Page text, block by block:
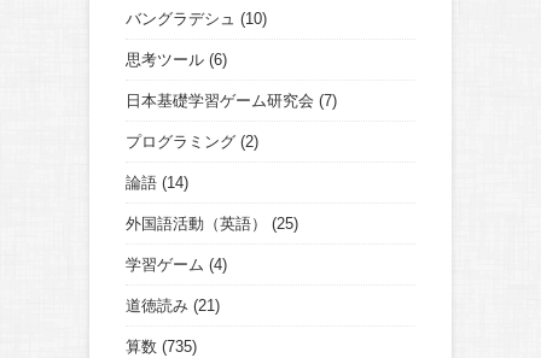
バングラデシュ (10)
思考ツール (6)
日本基礎学習ゲーム研究会 (7)
プログラミング (2)
論語 (14)
外国語活動（英語） (25)
学習ゲーム (4)
道徳読み (21)
算数 (735)